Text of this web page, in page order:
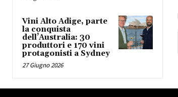
Vini Alto Adige, parte
la conquista
dell’Australia: 30
produttori e 170 vini
protagonisti a Sydney
27 Giugno 2026